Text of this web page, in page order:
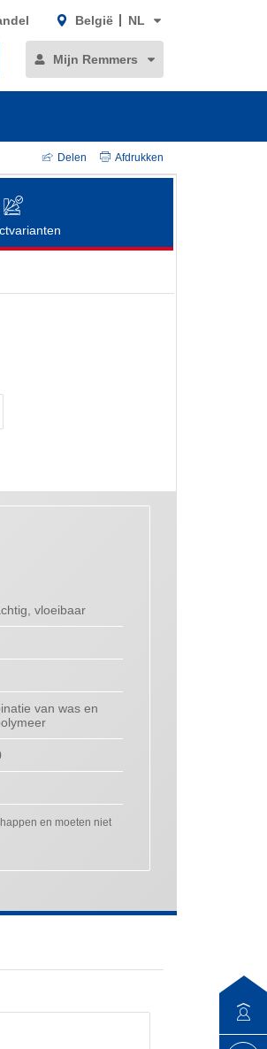
België NL
Mijn Remmers
Delen Afdrukken
vloeibaar
van was en
en moeten niet